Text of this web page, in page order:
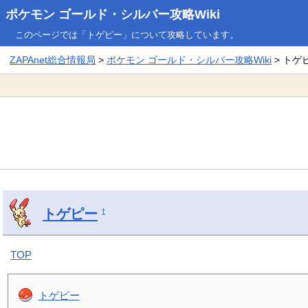
ポケモン ゴールド・シルバー攻略Wiki
このページでは「トゲピー」について攻略しています。
ZAPAnet総合情報局 >ポケモン ゴールド・シルバー攻略Wiki > トゲ
トゲピー †
TOP
トゲピー